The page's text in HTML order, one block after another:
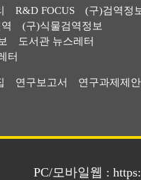
R&D FOCUS
(구)검역정
(구)식물검역정보
도서관 뉴스레터
터
연구보고서 연구과제제
PC/모바일웹 :